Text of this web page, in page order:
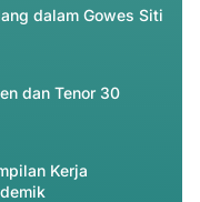
dalam Gowes Siti
dan Tenor 30
Kerja